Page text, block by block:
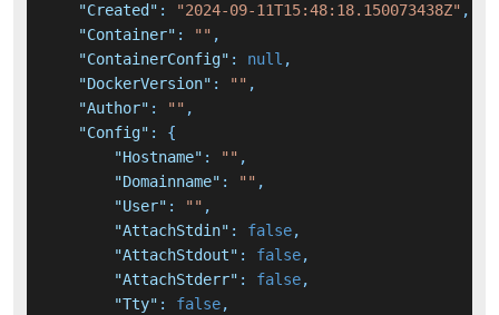
"Created" : "2024-09-11T15:48:18.150073438Z" ,
"Container" : "" ,
"ContainerConfig" : null ,
"DockerVersion" : "" ,
"Author" : "" ,
"Config" :
{
"Hostname" : "" ,
"Domainname" : "" ,
"User" : "" ,
"AttachStdin" : false,
"AttachStdout" : false,
"AttachStderr" : false,
"Tty" : false,